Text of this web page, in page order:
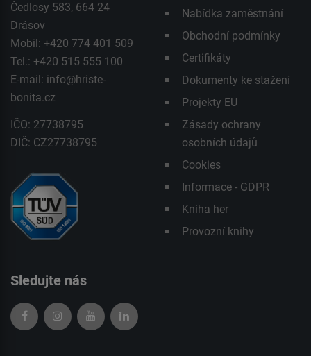
Čedlosy 583, 664 24
Drásov
Mobil: +420 774 401 509
Tel.: +420 515 555 100
E-mail: info@hriste-
bonita.cz
IČO: 27738795
DIČ: CZ27738795
Nabídka zaměstnání
Obchodní podmínky
Certifikáty
Dokumenty ke stažení
Projekty EU
Zásady ochrany
osobních údajů
Cookies
Informace - GDPR
Kniha her
Provozní knihy
Sledujte nás